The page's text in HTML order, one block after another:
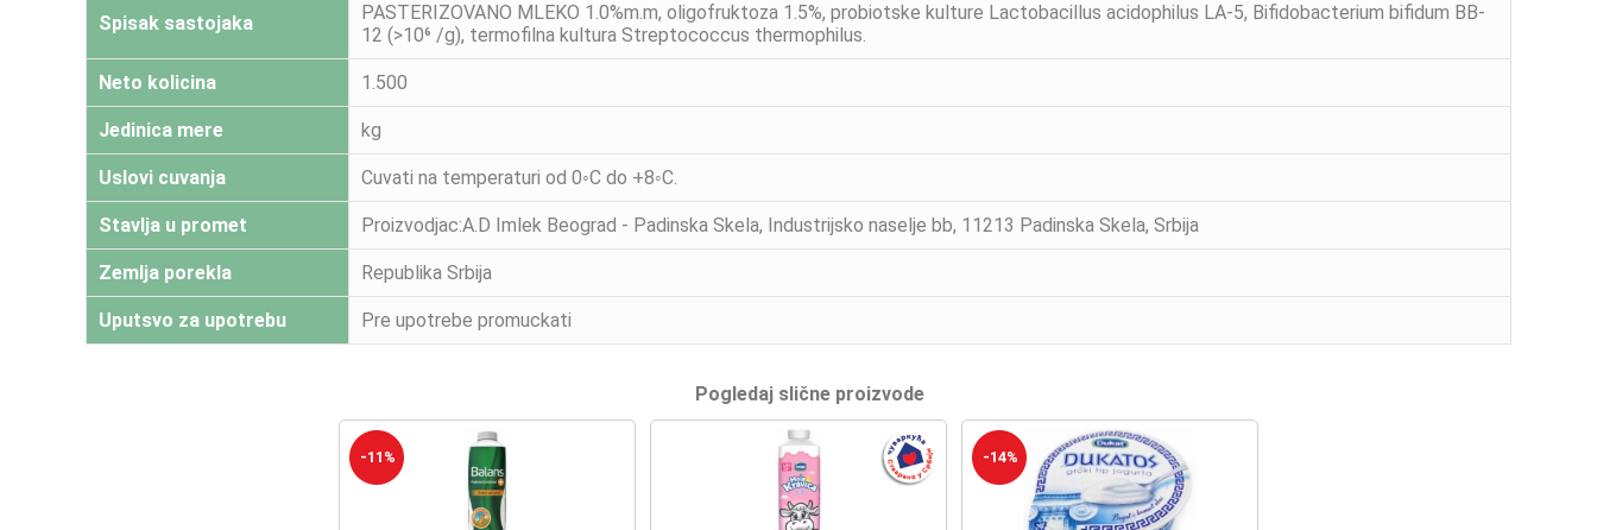
Spisak sastojaka
PASTERIZOVANO MLEKO 1.0%m.m, oligofruktoza 1.5%, probiotske kulture Lactobacillus acidophilus LA-5, Bifidobacterium bifidum BB-
12 (>10⁶ /g), termofilna kultura Streptococcus thermophilus.
Neto kolicina 1.500
Jedinica mere kg
Uslovi cuvanja Cuvati na temperaturi od 0◦C do +8◦C.
Stavlja u promet Proizvodjac:A.D Imlek Beograd - Padinska Skela, Industrijsko naselje bb, 11213 Padinska Skela, Srbija
Zemlja porekla Republika Srbija
Uputsvo za upotrebu Pre upotrebe promuckati
Pogledaj slične proizvode
-11% -14%